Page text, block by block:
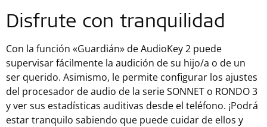
Disfrute con tranquilidad
Con la función «Guardián» de AudioKey 2 puede
supervisar fácilmente la audición de su hijo/a o de un
ser querido. Asimismo, le permite configurar los ajustes
del procesador de audio de la serie SONNET o RONDO 3
y ver sus estadísticas auditivas desde el teléfono. ¡Podrá
estar tranquilo sabiendo que puede cuidar de ellos y